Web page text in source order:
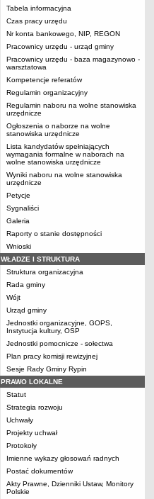
Tabela informacyjna
Czas pracy urzędu
Nr konta bankowego, NIP, REGON
Pracownicy urzędu - urząd gminy
Pracownicy urzędu - baza magazynowo -
warsztatowa
Kompetencje referatów
Regulamin organizacyjny
Regulamin naboru na wolne stanowiska
urzędnicze
Ogłoszenia o naborze na wolne
stanowiska urzędnicze
Lista kandydatów spełniających
wymagania formalne w naborach na
wolne stanowiska urzędnicze
Wyniki naboru na wolne stanowiska
urzędnicze
Petycje
Sygnaliści
Galeria
Raporty o stanie dostępności
Wnioski
WŁADZE I STRUKTURA
Struktura organizacyjna
Rada gminy
Wójt
Urząd gminy
Jednostki organizacyjne, GOPS,
Instytucja kultury, OSP
Jednostki pomocnicze - sołectwa
Plan pracy komisji rewizyjnej
Sesje Rady Gminy Rypin
PRAWO LOKALNE
Statut
Strategia rozwoju
Uchwały
Projekty uchwał
Protokoły
Imienne wykazy głosowań radnych
Postać dokumentów
Akty Prawne, Dzienniki Ustaw, Monitory
Polskie